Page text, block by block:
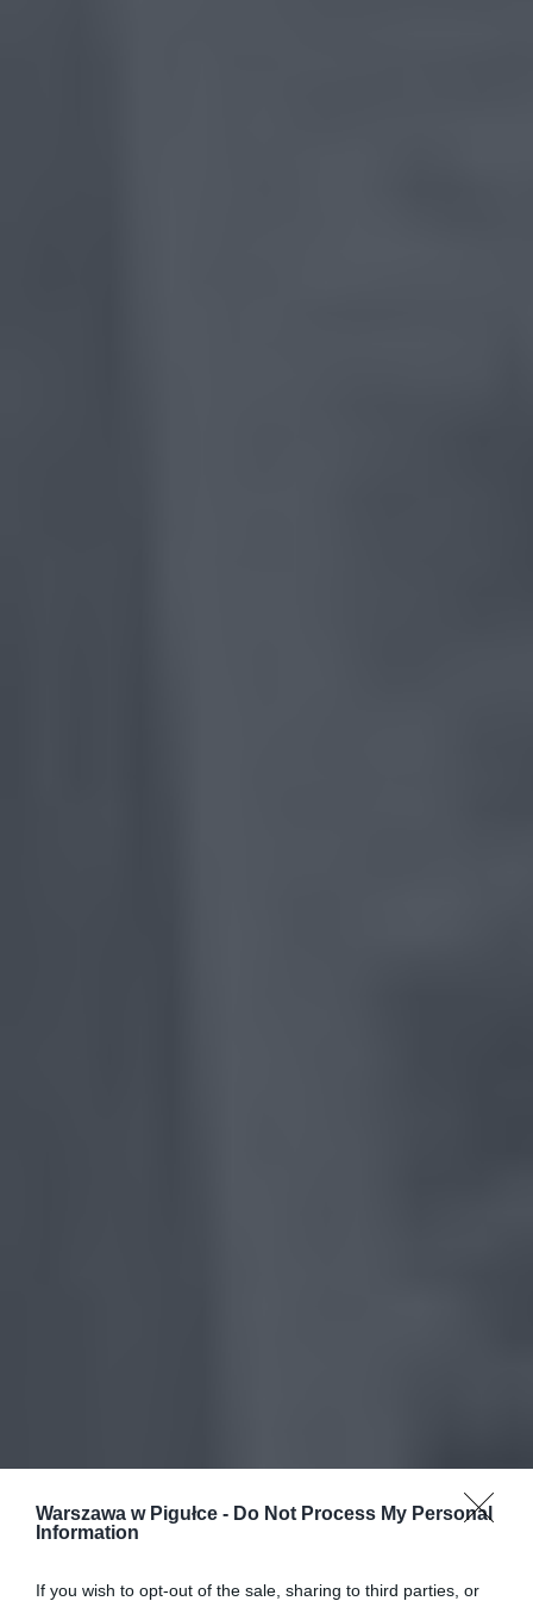
Warszawa w Pigułce - Do Not Process My Personal
Information
If you wish to opt-out of the sale, sharing to third parties, or